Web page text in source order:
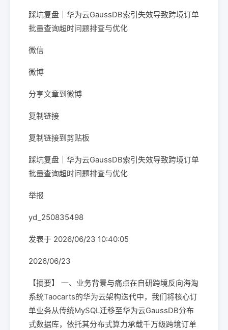
踩坑复盘｜华为云GaussDB索引失效导致跨境订单
批量查询超时问题排查与优化
微信
微博
分享文章到微博
复制链接
复制链接到剪贴板
踩坑复盘｜华为云GaussDB索引失效导致跨境订单
批量查询超时问题排查与优化
举报
yd_250835498
发表于 2026/06/23 10:40:05
2026/06/23
【摘要】 一、业务背景与痛点在自研跨境反向海淘
系统Taocarts的华为云架构迭代中，我们将核心订
单业务从传统MySQL迁移至华为云GaussDB分布
式数据库，依托其分布式算力承载千万级跨境订单